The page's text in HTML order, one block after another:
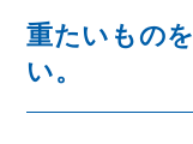
重たいもの
い。